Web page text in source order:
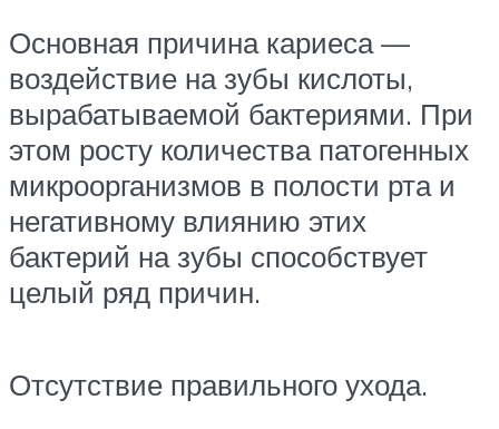
Основная причина кариеса —
воздействие на зубы кислоты,
вырабатываемой бактериями. При
этом росту количества патогенных
микроорганизмов в полости рта и
негативному влиянию этих
бактерий на зубы способствует
целый ряд причин.
Отсутствие правильного ухода.